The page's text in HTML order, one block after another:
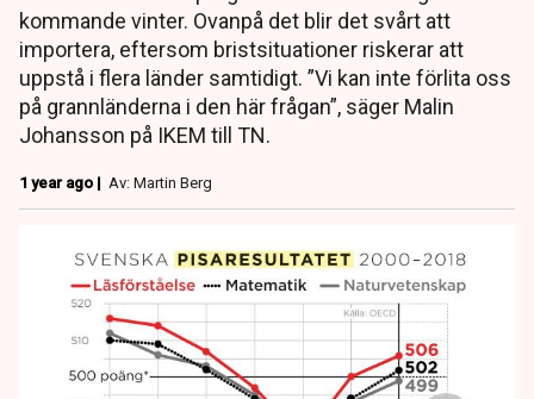
kommande vinter. Ovanpå det blir det svårt att
importera, eftersom bristsituationer riskerar att
uppstå i flera länder samtidigt. ”Vi kan inte förlita oss
på grannländerna i den här frågan”, säger Malin
Johansson på IKEM till TN.
1 year ago | Av: Martin Berg